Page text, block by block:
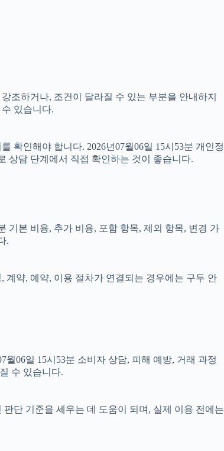
조하거나, 조건이 달라질 수 있는 부분을 안내하지
있습니다.
확인해야 합니다. 2026년07월06일 15시53분 개인정
상담 단계에서 직접 확인하는 것이 좋습니다.
기본 비용, 추가 비용, 포함 항목, 제외 항목, 변경 가
.
계약, 예약, 이용 절차가 연결되는 경우에는 구두 안
월06일 15시53분 소비자 상담, 피해 예방, 거래 과정
수 있습니다.
단 기준을 세우는 데 도움이 되며, 실제 이용 전에는